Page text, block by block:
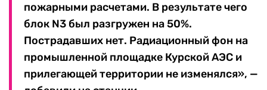
пожарными расчетами. В результате чего
блок N3 был разгружен на 50%.
Пострадавших нет. Радиационный фон на
промышленной площадке Курской АЭС и
прилегающей территории не изменялся», —